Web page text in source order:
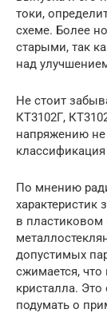
токи,
схеме. Более
старыми, так
над
Не стоит
КТ3102Г,
напряжению
По мнению
характеристик
в пластиковом
допустимых
сжимается,
кристалла.
подумать о